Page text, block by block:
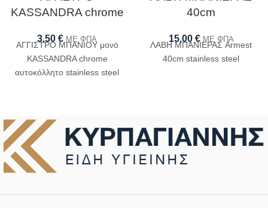
KASSANDRA chrome
3,50 € ΜΕ ΦΠΑ
ΑΓΓΙΣΤΡΟ ΜΠΑΝΙΟΥ μονό
KASSANDRA chrome
αυτοκόλλητο stainless steel
40cm
15,00 € ΜΕ ΦΠΑ
ΛΑΒΗ ΜΠΑΝΙΕΡΑΣ Armest
40cm stainless steel